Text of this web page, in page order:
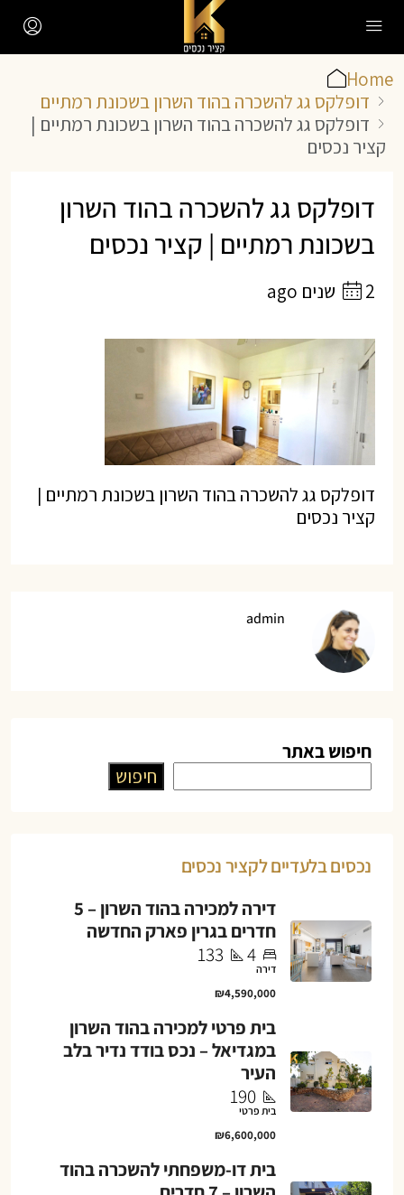
Home
דופלקס גג להשכרה בהוד השרון בשכונת רמתיים
דופלקס גג להשכרה בהוד השרון בשכונת רמתיים |
קציר נכסים
דופלקס גג להשכרה בהוד השרון
בשכונת רמתיים | קציר נכסים
2 שנים ago
דופלקס גג להשכרה בהוד השרון בשכונת רמתיים |
קציר נכסים
admin
חיפוש באתר
חיפוש
נכסים בלעדיים לקציר נכסים
דירה למכירה בהוד השרון – 5
חדרים בגרין פארק החדשה
4
133
דירה
₪4,590,000
בית פרטי למכירה בהוד השרון
במגדיאל – נכס בודד נדיר בלב
העיר
190
בית פרטי
₪6,600,000
בית דו-משפחתי להשכרה בהוד